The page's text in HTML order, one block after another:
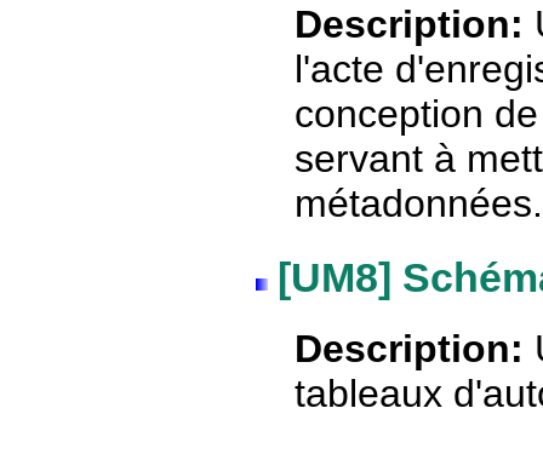
Description:
l'acte
conception
servant à
métadonnées.
[UM8]
Description:
tableaux